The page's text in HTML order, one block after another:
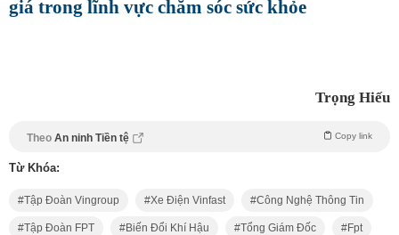
giá trong lĩnh vực chăm sóc sức khỏe
Trọng Hiếu
Theo An ninh Tiền tệ Copy link
Từ Khóa:
Tập Đoàn Vingroup Xe Điện Vinfast Công Nghệ Thông Tin
Tập Đoàn FPT Biến Đổi Khí Hậu Tổng Giám Đốc Fpt